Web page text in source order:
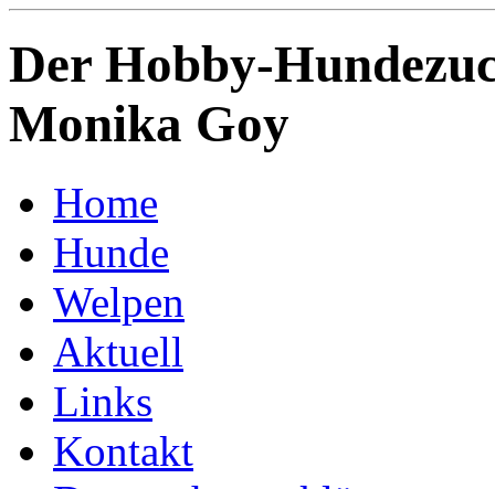
Der Hobby-
Monika Goy
Home
Hunde
Welpen
Aktuell
Links
Kontakt